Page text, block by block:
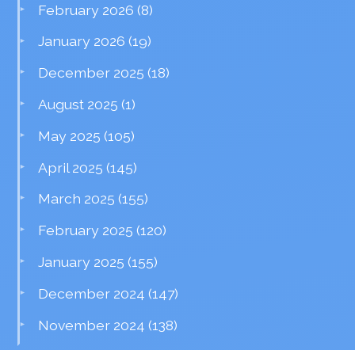
February 2026 (8)
January 2026 (19)
December 2025 (18)
August 2025 (1)
May 2025 (105)
April 2025 (145)
March 2025 (155)
February 2025 (120)
January 2025 (155)
December 2024 (147)
November 2024 (138)